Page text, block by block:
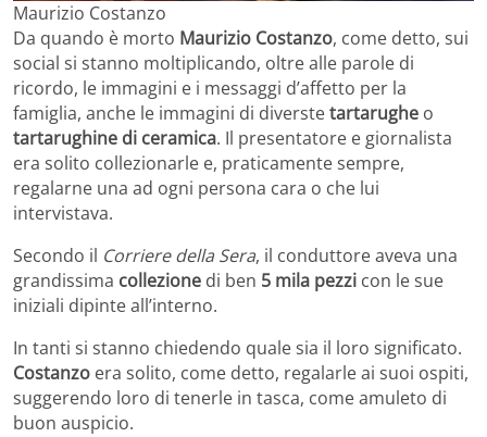
Maurizio Costanzo
Da quando è morto Maurizio Costanzo, come detto, sui
social si stanno moltiplicando, oltre alle parole di
ricordo, le immagini e i messaggi d’affetto per la
famiglia, anche le immagini di diverstetartarughe o
tartarughine di ceramica. Il presentatore e giornalista
era solito collezionarle e, praticamente sempre,
regalarne una ad ogni persona cara o che lui
intervistava.
Secondo il Corriere della Sera, il conduttore aveva una
grandissima collezione di ben 5 mila pezzi con le sue
iniziali dipinte all’interno.
In tanti si stanno chiedendo quale sia il loro significato.
Costanzo era solito, come detto, regalarle ai suoi ospiti,
suggerendo loro di tenerle in tasca, come amuleto di
buon auspicio.